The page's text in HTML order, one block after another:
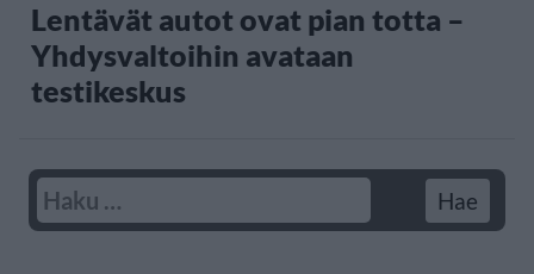
Lentävät autot ovat pian totta –
Yhdysvaltoihin avataan
testikeskus